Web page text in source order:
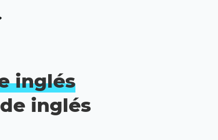
inglés
inglés